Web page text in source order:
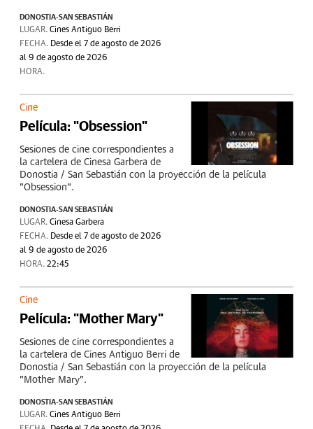
DONOSTIA-SAN SEBASTIÁN
LUGAR. Cines Antiguo Berri
FECHA. Desde el 7 de agosto de 2026
al 9 de agosto de 2026
HORA.
Cine
Película: "Obsession"
Sesiones de cine correspondientes a
la cartelera de Cinesa Garbera de
Donostia / San Sebastián con la proyección de la película
"Obsession".
DONOSTIA-SAN SEBASTIÁN
LUGAR. Cinesa Garbera
FECHA. Desde el 7 de agosto de 2026
al 9 de agosto de 2026
HORA. 22:45
Cine
Película: "Mother Mary"
Sesiones de cine correspondientes a
la cartelera de Cines Antiguo Berri de
Donostia / San Sebastián con la proyección de la película
"Mother Mary".
DONOSTIA-SAN SEBASTIÁN
LUGAR. Cines Antiguo Berri